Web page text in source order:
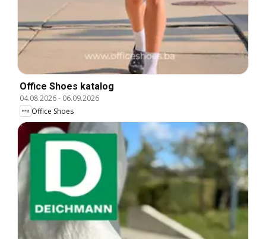
Office Shoes katalog
04.08.2026- 06.09.2026
Office Shoes